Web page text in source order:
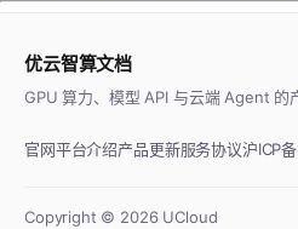
优云智算文档
GPU 算力、模型 API 与云端 Agent 的
官网平台介绍产品更新服务协议沪ICP
Copyright © 2026UCloud